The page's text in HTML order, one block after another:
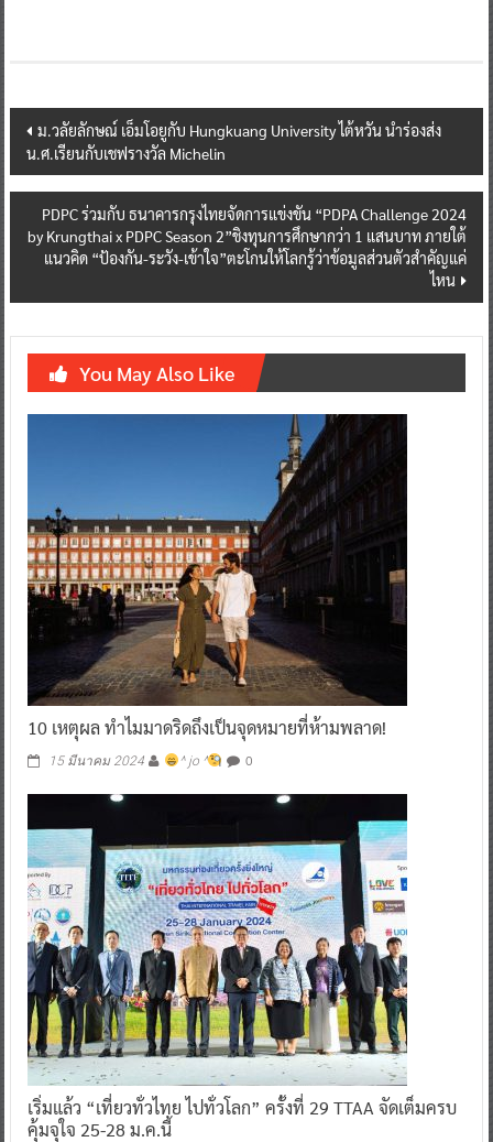
Post
navigation
ม.วลัยลักษณ์ เอ็มโอยูกับ Hungkuang University ไต้หวัน นำร่องส่ง
น.ศ.เรียนกับเชฟรางวัล Michelin
PDPC ร่วมกับ ธนาคารกรุงไทยจัดการแข่งขัน “PDPA Challenge 2024
by Krungthai x PDPC Season 2”ชิงทุนการศึกษากว่า 1 แสนบาท ภายใต้
แนวคิด “ป้องกัน-ระวัง-เข้าใจ”ตะโกนให้โลกรู้ว่าข้อมูลส่วนตัวสำคัญแค่
ไหน
You May Also Like
10 เหตุผล ทำไมมาดริดถึงเป็นจุดหมายที่ห้ามพลาด!
15 มีนาคม 2024 ^ jo ^ 0
เริ่มแล้ว “เที่ยวทั่วไทย ไปทั่วโลก” ครั้งที่ 29 TTAA จัดเต็มครบ
คุ้มจุใจ 25-28 ม.ค.นี้